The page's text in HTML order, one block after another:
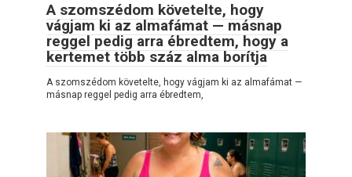
A szomszédom követelte, hogy
vágjam ki az almafámat — másnap
reggel pedig arra ébredtem, hogy a
kertemet több száz alma borítja
A szomszédom követelte, hogy vágjam ki az almafámat —
másnap reggel pedig arra ébredtem,